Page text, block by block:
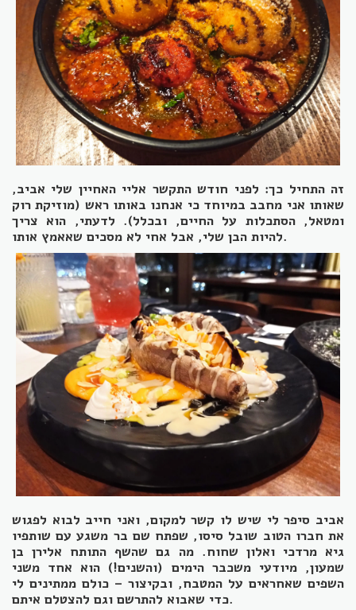
זה התחיל כך: לפני חודש התקשר אליי האחיין שלי אביב,
שאותו אני מחבב במיוחד כי אנחנו באותו ראש (מוזיקת רוק
ומטאל, הסתכלות על החיים, ובכלל). לדעתי, הוא צריך
להיות הבן שלי, אבל אחי לא מסכים שאאמץ אותו.
אביב סיפר לי שיש לו קשר למקום, ואני חייב לבוא לפגוש
את חברו הטוב שובל סיסו, שפתח שם בר משגע עם שותפיו
גיא מרדכי ואלון שחוח. מה גם שהשף התותח אלירן בן
שמעון, מיודעי משכבר הימים (והשנים!) הוא אחד משני
השפים שאחראים על המטבח, ובקיצור – כולם ממתינים לי
כדי שאבוא להתרשם וגם להצטלם איתם.